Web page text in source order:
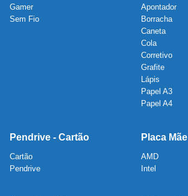
Gamer
Sem Fio
Apontador
Borracha
Caneta
Cola
Corretivo
Grafite
Lápis
Papel A3
Papel A4
Pendrive - Cartão
Cartão
Pendrive
Placa Mãe
AMD
Intel